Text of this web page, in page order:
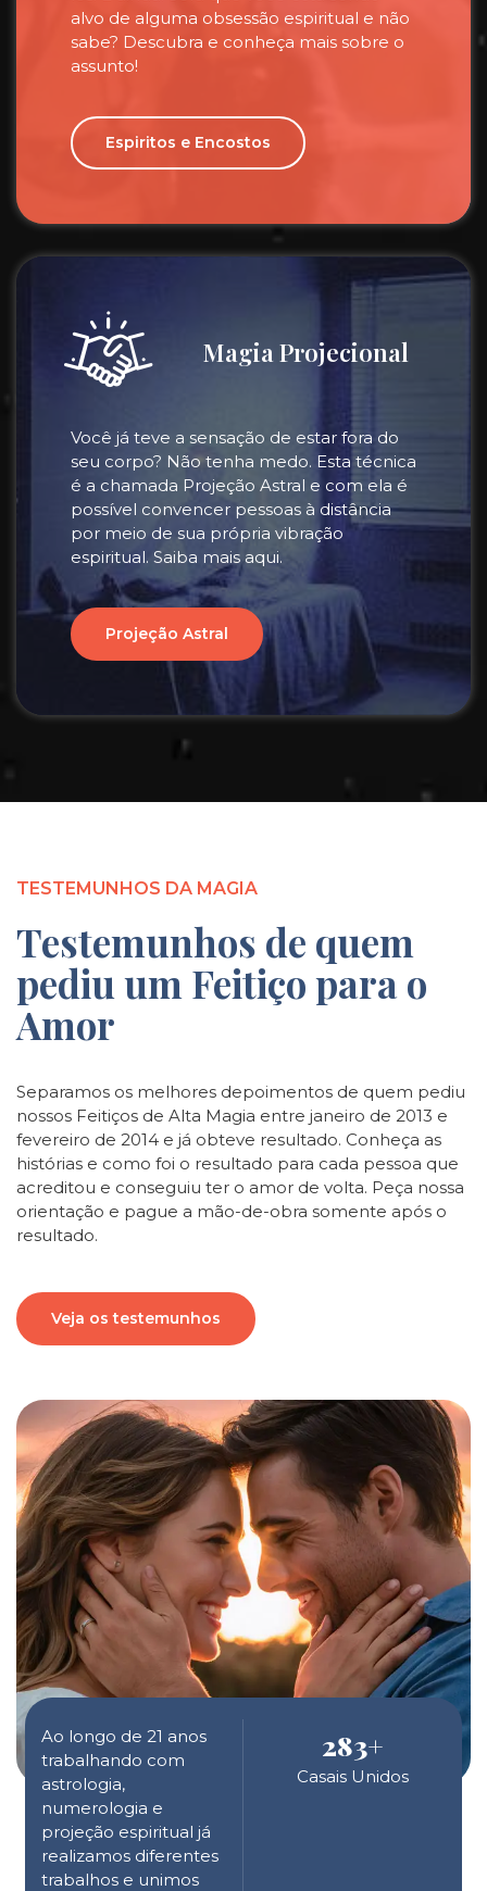
alvo de alguma obsessão espiritual e não
sabe? Descubra e conheça mais sobre o
assunto!
Espiritos e Encostos
Magia Projecional
Você já teve a sensação de estar fora do
seu corpo? Não tenha medo. Esta técnica
é a chamada Projeção Astral e com ela é
possível convencer pessoas à distância
por meio de sua própria vibração
espiritual. Saiba mais aqui.
Projeção Astral
Ao longo de 21 anos
trabalhando com
astrologia,
numerologia e
projeção espiritual já
realizamos diferentes
trabalhos e unimos
283+
Casais Unidos
TESTEMUNHOS DA MAGIA
Testemunhos de quem
pediu um Feitiço para o
Amor
Separamos os melhores depoimentos de quem pediu
nossos Feitiços de Alta Magia entre janeiro de 2013 e
fevereiro de 2014 e já obteve resultado. Conheça as
histórias e como foi o resultado para cada pessoa que
acreditou e conseguiu ter o amor de volta. Peça nossa
orientação e pague a mão-de-obra somente após o
resultado.
Veja os testemunhos